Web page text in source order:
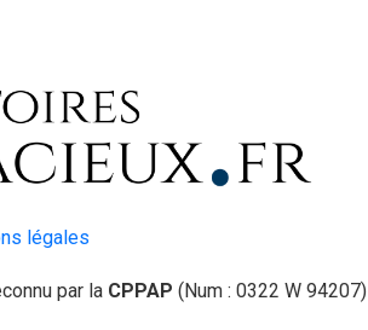
légales
par la CPPAP (Num : 0322 W 94207)